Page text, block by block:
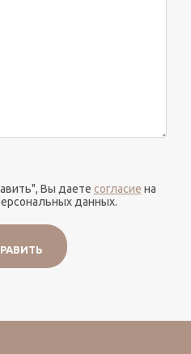
Вы даете согласие на
данных.